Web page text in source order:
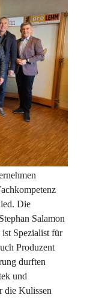
Die
Salamon
ist Spezialist für
Produzent
durften
und
die Kulissen